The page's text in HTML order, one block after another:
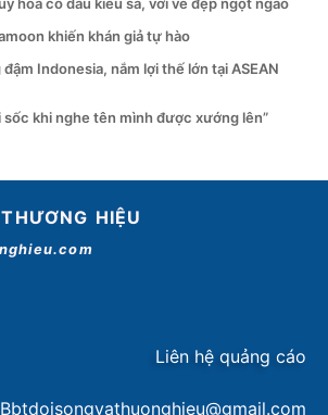
khiến khán giả tự hào
Indonesia, nắm lợi thế lớn tại ASEAN
sốc khi nghe tên mình được xướng lên”
HIỆU
Liên hệ quảng cáo
Bbtdoisongvathuonghieu@gmail.com